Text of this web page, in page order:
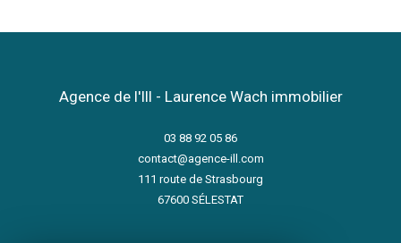
Agence de l'Ill - Laurence Wach immobilier
03 88 92 05 86
contact@agence-ill.com
111 route de Strasbourg
67600
SÉLESTAT